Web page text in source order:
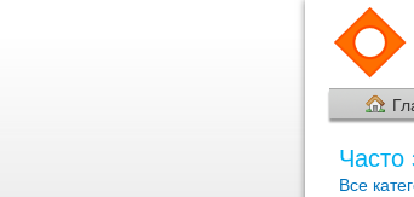
Все